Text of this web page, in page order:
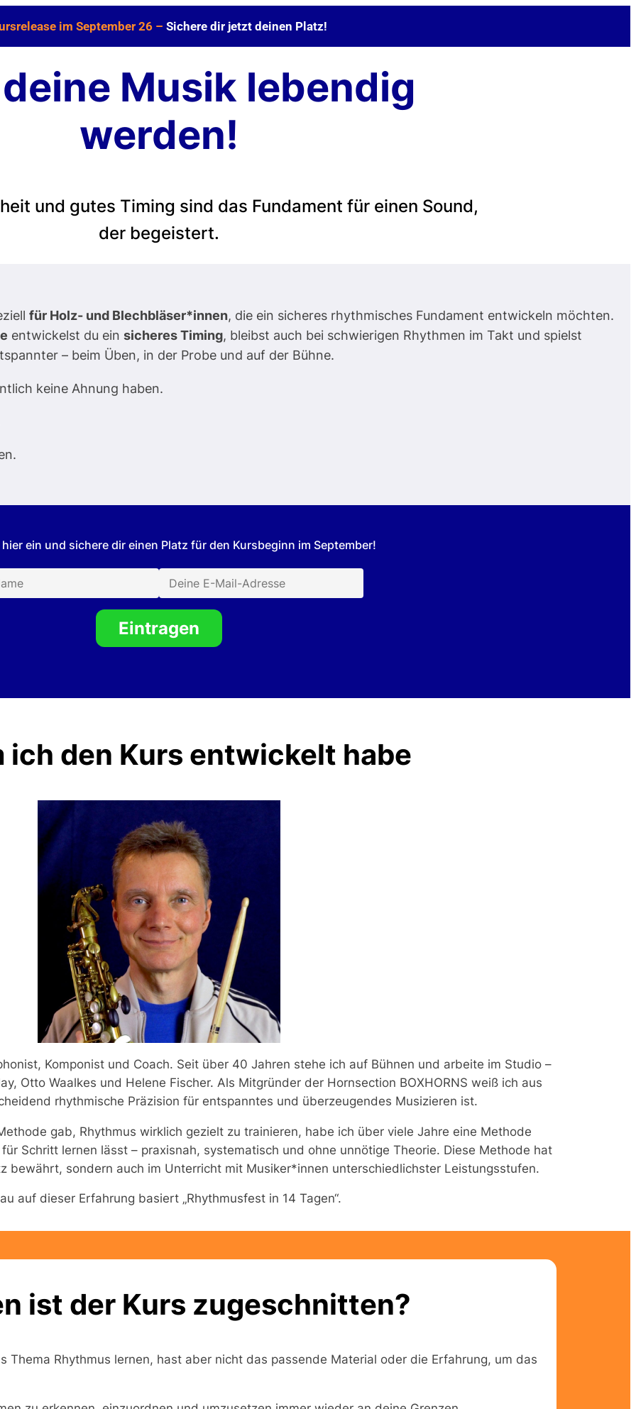
im September 26 – Sichere dir jetzt deinen Platz!
Musik lebendig
werden!
und gutes Timing sind das Fundament für einen Sound,
der begeistert.
für Holz- und Blechbläser*innen, die ein sicheres rhythmisches Fundament entwickeln möchten.
entwickelst du ein sicheres Timing, bleibst auch bei schwierigen Rhythmen im Takt und spielst
– beim Üben, in der Probe und auf der Bühne.
keine Ahnung haben.
ein und sichere dir einen Platz für den Kursbeginn im September!
Eintragen
ich den Kurs entwickelt habe
Komponist und Coach. Seit über 40 Jahren stehe ich auf Bühnen und arbeite im Studio –
Otto Waalkes und Helene Fischer. Als Mitgründer der Hornsection BOXHORNS weiß ich aus
rhythmische Präzision für entspanntes und überzeugendes Musizieren ist.
gab, Rhythmus wirklich gezielt zu trainieren, habe ich über viele Jahre eine Methode
Schritt lernen lässt – praxisnah, systematisch und ohne unnötige Theorie. Diese Methode hat
bewährt, sondern auch im Unterricht mit Musiker*innen unterschiedlichster Leistungsstufen.
auf dieser Erfahrung basiert „Rhythmusfest in 14 Tagen“.
ist der Kurs zugeschnitten?
Thema Rhythmus lernen, hast aber nicht das passende Material oder die Erfahrung, um das